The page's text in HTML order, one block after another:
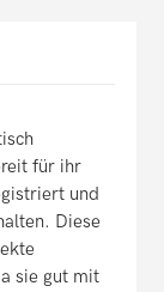
für ihr
und
Diese
sie gut mit